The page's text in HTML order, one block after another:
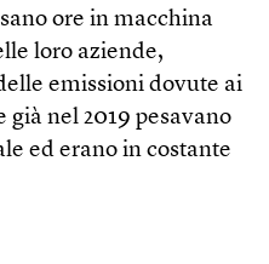
ore in macchina
loro aziende,
emissioni dovute ai
nel 2019 pesavano
ed erano in costante